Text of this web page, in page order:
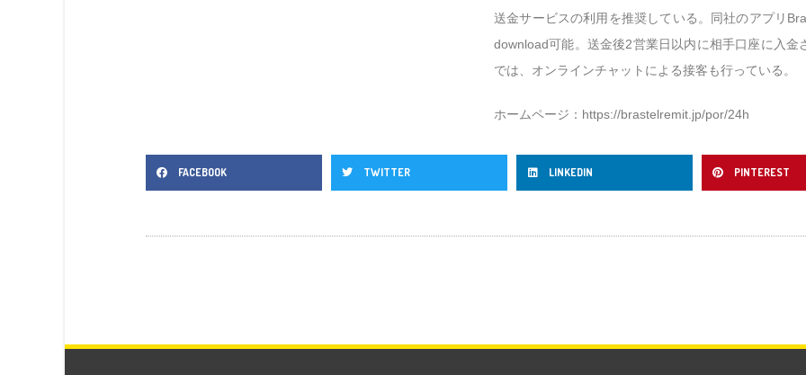
送金サービスの利用を推奨している。同社のアプリ
download可能。送金後2営業日以内に相手口座に入金
では、オンラインチャットによる接客も行っている。
ホームページ： https://brastelremit.jp/por/24h
FACEBOOK TWITTER LINKEDIN PINTEREST